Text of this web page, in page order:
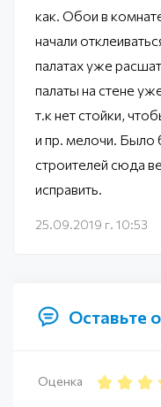
как. Обои в
начали
палатах уже
палаты на стене
т.к нет стойки,
и пр. мелочи. Было
строителей сюда
исправить.
25.09.2019 г. 10:53
Оставьте
Оценка